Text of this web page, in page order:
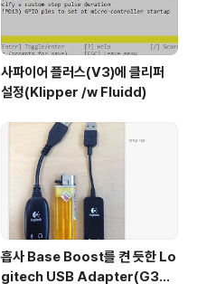
사파이어 플러스(V3)에 클리퍼
설정(Klipper /w Fluidd)
흡사 Base Boost를 켠 듯한 Lo
gitech USB Adapter(G330